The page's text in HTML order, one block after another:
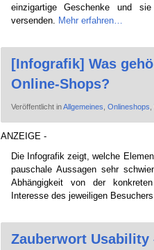
einzigartige Geschenke und
versenden.
Mehr erfahren…
[Infografik] Was
Online-Shops?
Veröffentlicht inAllgemeines Onlineshops
ANZEIGE -
Die Infografik zeigt, welche
pauschale Aussagen sehr
Abhängigkeit von der
Interesse des jeweiligen
Zauberwort Usability